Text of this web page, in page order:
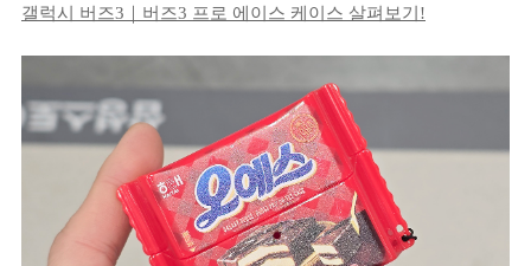
갤럭시 버즈3｜버즈3 프로 에이스 케이스 살펴보기!